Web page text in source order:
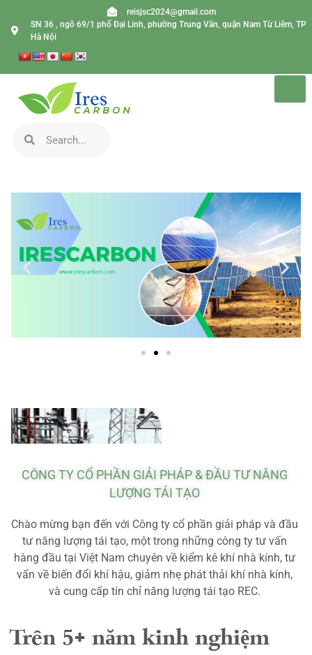
reisjsc2024@gmail.com
SN 36 , ngõ 69/1 phố Đại Linh, phường Trung Văn, quận Nam Từ Liêm, TP
Hà Nội
CÔNG TY CỔ PHẦN GIẢI PHÁP & ĐẦU TƯ NĂNG
LƯỢNG TÁI TẠO
Chào mừng bạn đến với Công ty cổ phần giải pháp và đầu
tư năng lượng tái tạo, một trong những công ty tư vấn
hàng đầu tại Việt Nam chuyên về kiểm kê khí nhà kính, tư
vấn về biến đổi khí hậu, giảm nhẹ phát thải khí nhà kính,
và cung cấp tín chỉ năng lượng tái tạo REC.
Trên 5+ năm kinh nghiệm